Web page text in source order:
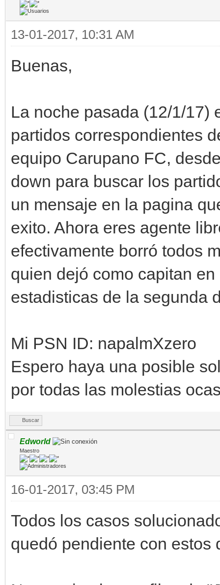
13-01-2017, 10:31 AM
Buenas,
La noche pasada (12/1/17)
partidos correspondientes
equipo Carupano FC,
down para buscar los
un mensaje en la pagina
exito. Ahora eres agente
efectivamente borró todos
quien dejó como capitan
estadisticas de la segunda
Mi PSN ID: napalmXzero
Espero haya una posible
por todas las molestias
Buscar
Edworld
Maestro
16-01-2017, 03:45 PM
Todos los casos
quedó pendiente con estos